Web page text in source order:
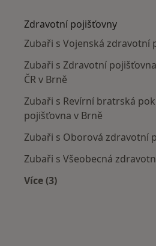
Zdravotní pojišťovny
Zubaři s Vojenská zdravotní
Zubaři s Zdravotní
ČR v Brně
Zubaři s Revírní bratrská
pojišťovna v Brně
Zubaři s Oborová zdravotní
Zubaři s Všeobecná
Více (3)